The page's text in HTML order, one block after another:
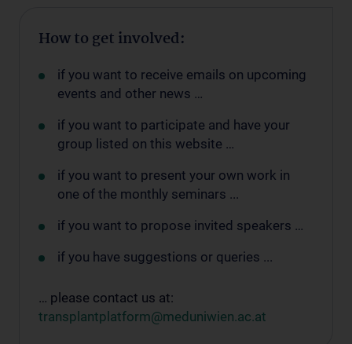
How to get involved:
if you want to receive emails on upcoming
events and other news …
if you want to participate and have your
group listed on this website …
if you want to present your own work in
one of the monthly seminars ...
if you want to propose invited speakers …
if you have suggestions or queries ...
… please contact us at:
transplantplatform@meduniwien.ac.at